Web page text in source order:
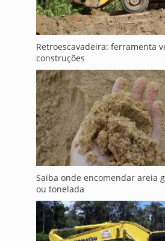
Retroescavadeira: ferramenta
construções
Saiba onde encomendar areia
ou tonelada